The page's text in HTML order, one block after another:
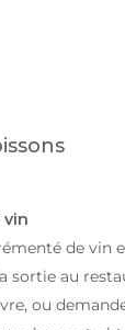
de vin
sortie au
ou